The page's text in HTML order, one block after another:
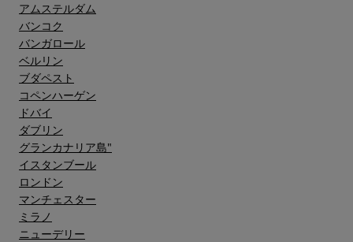
アムステルダム
バンコク
バンガロール
ベルリン
ブダペスト
コペンハーゲン
ドバイ
ダブリン
グランカナリア島"
イスタンブール
ロンドン
マンチェスター
ミラノ
ニューデリー